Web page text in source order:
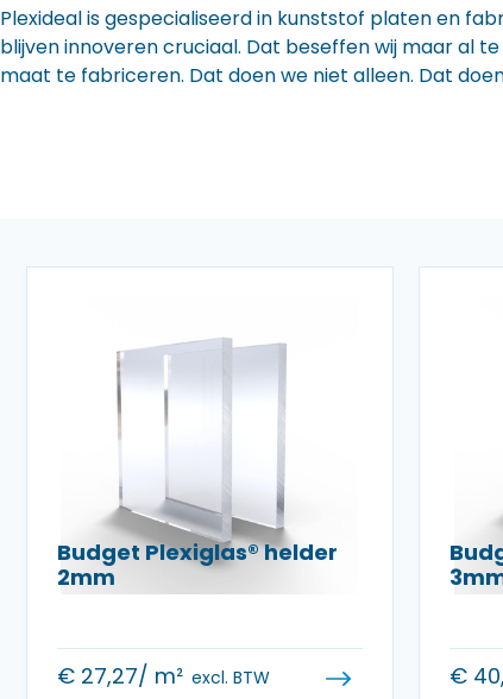
Plexideal is gespecialiseerd in kunststof platen en
blijven innoveren cruciaal. Dat beseffen wij maar al
maat te fabriceren. Dat doen we niet alleen. Dat
Budget Plexiglas® helder
2mm
€27,27/ m² excl. BTW €